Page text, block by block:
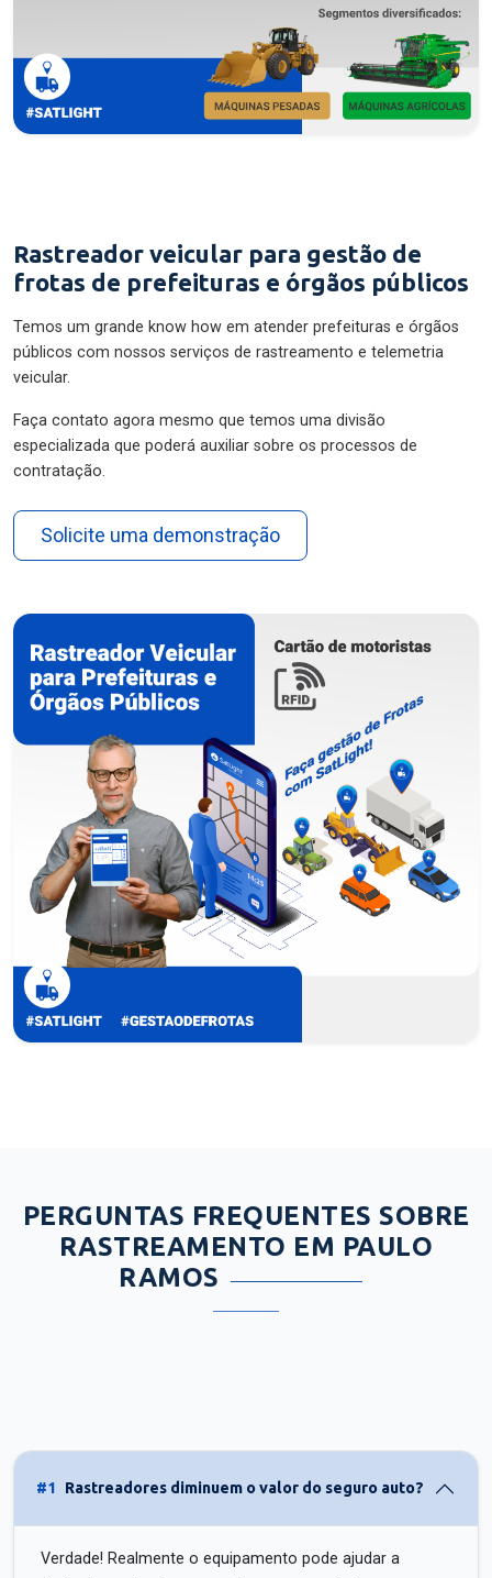
Rastreador veicular para gestão de
frotas de prefeituras e órgãos públicos
Temos um grande know how em atender prefeituras e órgãos
públicos com nossos serviços de rastreamento e telemetria
veicular.
Faça contato agora mesmo que temos uma divisão
especializada que poderá auxiliar sobre os processos de
contratação.
Solicite uma demonstração
PERGUNTAS FREQUENTES SOBRE
RASTREAMENTO EM PAULO
RAMOS
#1 Rastreadores diminuem o valor do seguro auto?
Verdade! Realmente o equipamento pode ajudar a